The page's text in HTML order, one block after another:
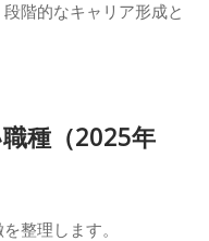
階的なキャリア形成と
種（2025年
整理します。